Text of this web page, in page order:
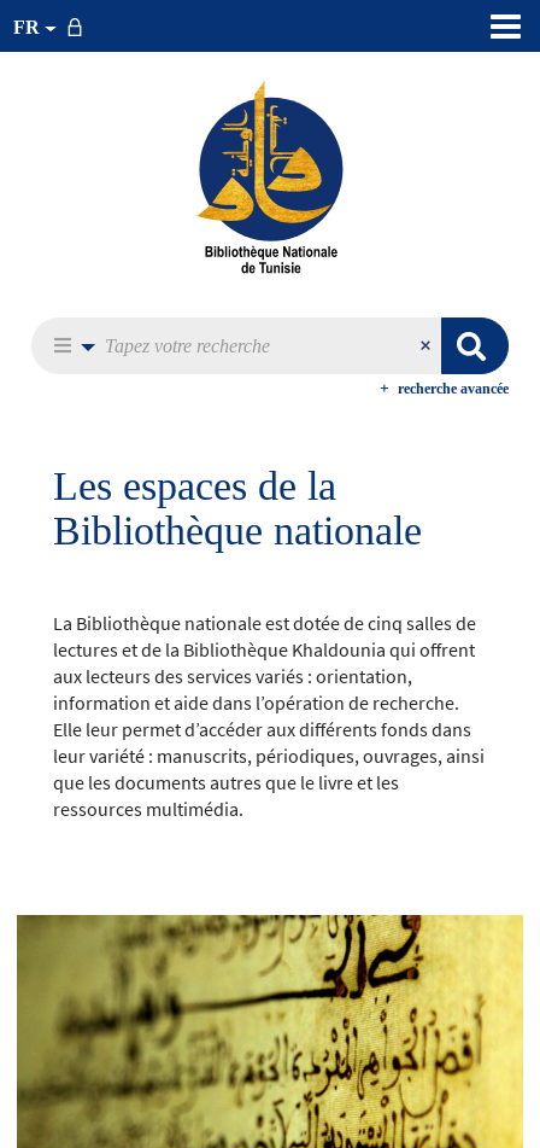
FR
recherche avancée
Les espaces de la
Bibliothèque nationale
La Bibliothèque nationale est dotée de cinq salles de
lectures et de la Bibliothèque Khaldounia qui offrent
aux lecteurs des services variés : orientation,
information et aide dans l’opération de recherche.
Elle leur permet d’accéder aux différents fonds dans
leur variété : manuscrits, périodiques, ouvrages, ainsi
que les documents autres que le livre et les
ressources multimédia.